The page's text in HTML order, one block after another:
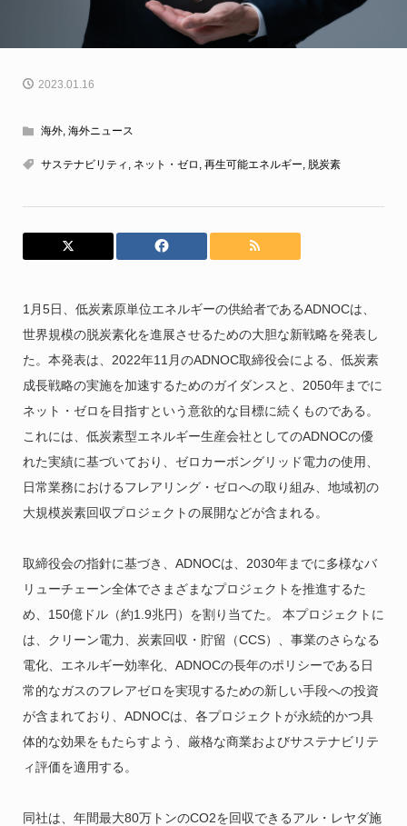
2023.01.16
海外, 海外ニュース
サステナビリティ , ネット・ゼロ , 再生可能エネルギー, 脱炭素
1月5日、低炭素原単位エネルギーの供給者であるADNOCは、
世界規模の脱炭素化を進展させるための大胆な新戦略を発表し
た。本発表は、2022年11月のADNOC取締役会による、低炭素
成長戦略の実施を加速するためのガイダンスと、2050年までに
ネット・ゼロを目指すという意欲的な目標に続くものである。
これには、低炭素型エネルギー生産会社としてのADNOCの優
れた実績に基づいており、ゼロカーボングリッド電力の使用、
日常業務におけるフレアリング・ゼロへの取り組み、地域初の
大規模炭素回収プロジェクトの展開などが含まれる。
取締役会の指針に基づき、ADNOCは、2030年までに多様なバ
リューチェーン全体でさまざまなプロジェクトを推進するた
め、150億ドル（約1.9兆円）を割り当てた。 本プロジェクトに
は、クリーン電力、炭素回収・貯留（CCS）、事業のさらなる
電化、エネルギー効率化、ADNOCの長年のポリシーである日
常的なガスのフレアゼロを実現するための新しい手段への投資
が含まれており、ADNOCは、各プロジェクトが永続的かつ具
体的な効果をもたらすよう、厳格な商業およびサステナビリテ
ィ評価を適用する。
同社は、年間最大80万トンのCO2を回収できるアル・レヤダ施